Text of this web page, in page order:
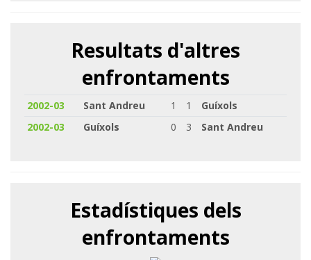
Resultats d'altres
enfrontaments
2002-03 Sant Andreu 1 1
Guíxols
2002-03
Guíxols 0 3 Sant Andreu
Estadístiques dels
enfrontaments